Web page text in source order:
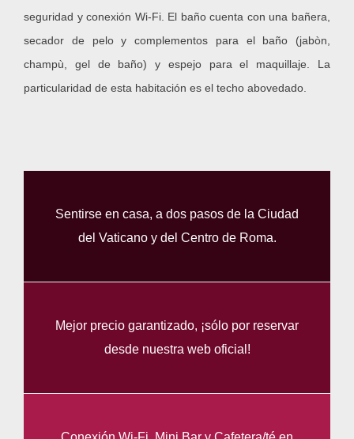
seguridad y conexión Wi-Fi. El baño cuenta con una bañera,
secador de pelo y complementos para el baño (jabòn,
champù, gel de baño) y espejo para el maquillaje. La
particularidad de esta habitación es el techo abovedado.
Sentirse en casa, a dos pasos de la Ciudad
del Vaticano y del Centro de Roma.
Mejor precio garantizado, ¡sólo por reservar
desde nuestra web oficial!